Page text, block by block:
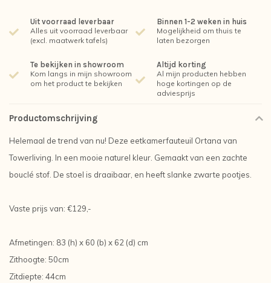
Uit voorraad leverbaar
Alles uit voorraad leverbaar
(excl. maatwerk tafels)
Binnen 1-2 weken in huis
Mogelijkheid om thuis te
laten bezorgen
Te bekijken in showroom
Kom langs in mijn showroom
om het product te bekijken
Altijd korting
Al mijn producten hebben
hoge kortingen op de
adviesprijs
Productomschrijving
Helemaal de trend van nu! Deze eetkamerfauteuil Ortana van
Towerliving. In een mooie naturel kleur. Gemaakt van een zachte
bouclé stof. De stoel is draaibaar, en heeft slanke zwarte pootjes.
Vaste prijs van: €129,-
Afmetingen: 83 (h) x 60 (b) x 62 (d) cm
Zithoogte: 50cm
Zitdiepte: 44cm